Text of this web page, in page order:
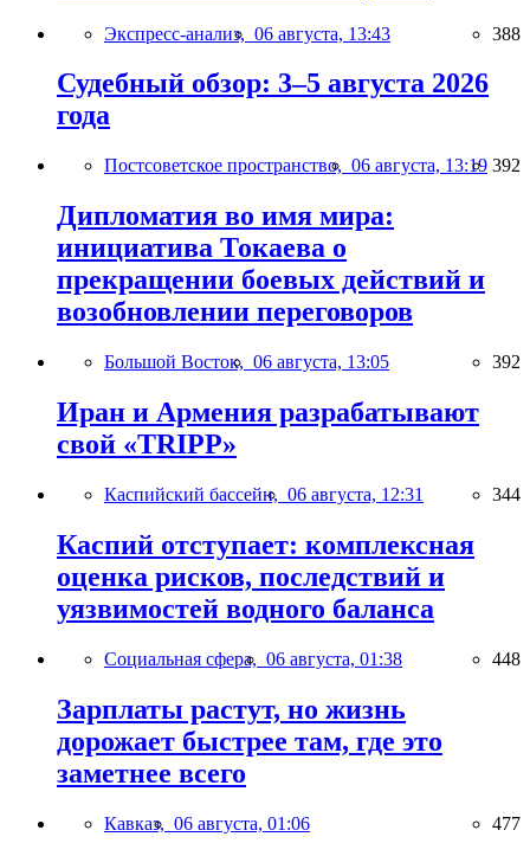
Экспресс-анализ, 06 августа, 13:43 388
Судебный обзор: 3–5 августа 2026
года
Постсоветское пространство, 06 августа, 13:19 392
Дипломатия во имя мира:
инициатива Токаева о
прекращении боевых действий и
возобновлении переговоров
Большой Восток, 06 августа, 13:05 392
Иран и Армения разрабатывают
свой «TRIPP»
Каспийский бассейн, 06 августа, 12:31 344
Каспий отступает: комплексная
оценка рисков, последствий и
уязвимостей водного баланса
Социальная сфера, 06 августа, 01:38 448
Зарплаты растут, но жизнь
дорожает быстрее там, где это
заметнее всего
Кавказ, 06 августа, 01:06 477